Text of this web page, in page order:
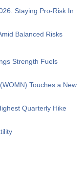
Staying Pro-Risk In
Balanced Risks
Strength Fuels
Touches a New
Quarterly Hike